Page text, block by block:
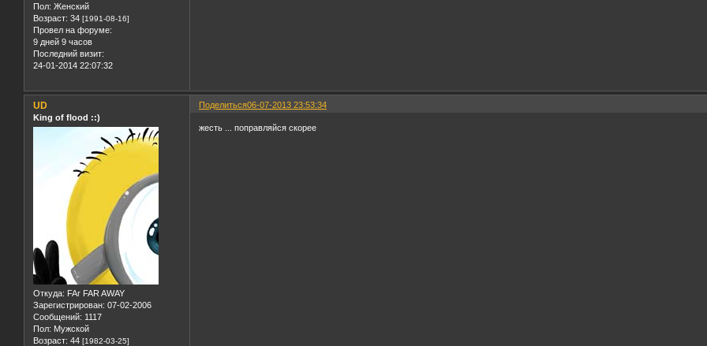
Пол: Женский
Возраст: 34 [1991-08-16]
Провел на форуме:
9 дней 9 часов
Последний визит:
24-01-2014 22:07:32
Поделиться06-07-2013 23:53:34
UD
King of flood ::)
Откуда: FAr FAR AWAY
Зарегистрирован: 07-02-2006
Сообщений: 1117
Пол: Мужской
Возраст: 44 [1982-03-25]
жесть ... поправляйся скорее